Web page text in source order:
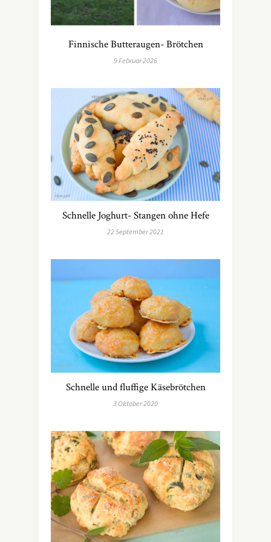
Finnische Butteraugen- Brötchen
9 Februar 2026
Schnelle Joghurt- Stangen ohne Hefe
22 September 2021
Schnelle und fluffige Käsebrötchen
3 Oktober 2020